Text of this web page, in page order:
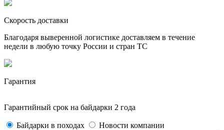
Скорость доставки
Благодаря выверенной логистике доставляем в течение
недели в любую точку России и стран ТС
Гарантия
Гарантийный срок на байдарки 2 года
Байдарки в походах Новости компании